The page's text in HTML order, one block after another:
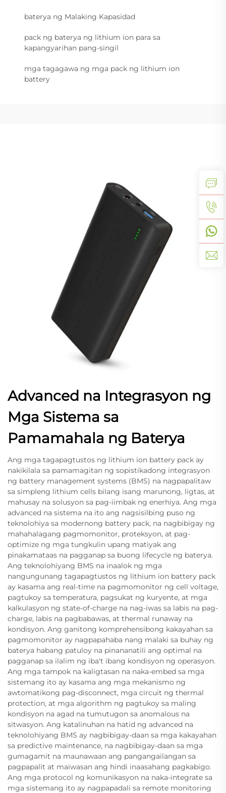
baterya ng Malaking Kapasidad
pack ng baterya ng lithium ion para sa
kapangyarihan pang-singil
mga tagagawa ng mga pack ng lithium ion
battery
Advanced na Integrasyon ng
Mga Sistema sa
Pamamahala ng Baterya
Ang mga tagapagtustos ng lithium ion battery pack ay
nakikilala sa pamamagitan ng sopistikadong integrasyon
ng battery management systems (BMS) na nagpapalitaw
sa simpleng lithium cells bilang isang marunong, ligtas, at
mahusay na solusyon sa pag-iimbak ng enerhiya. Ang mga
advanced na sistema na ito ang nagsisilbing puso ng
teknolohiya sa modernong battery pack, na nagbibigay ng
mahahalagang pagmomonitor, proteksyon, at pag-
optimize ng mga tungkulin upang matiyak ang
pinakamataas na pagganap sa buong lifecycle ng baterya.
Ang teknolohiyang BMS na inaalok ng mga
nangungunang tagapagtustos ng lithium ion battery pack
ay kasama ang real-time na pagmomonitor ng cell voltage,
pagtukoy sa temperatura, pagsukat ng kuryente, at mga
kalkulasyon ng state-of-charge na nag-iwas sa labis na pag-
charge, labis na pagbabawas, at thermal runaway na
kondisyon. Ang ganitong komprehensibong kakayahan sa
pagmomonitor ay nagpapahaba nang malaki sa buhay ng
baterya habang patuloy na pinananatili ang optimal na
pagganap sa ilalim ng iba't ibang kondisyon ng operasyon.
Ang mga tampok na kaligtasan na naka-embed sa mga
sistemang ito ay kasama ang mga mekanismo ng
awtomatikong pag-disconnect, mga circuit ng thermal
protection, at mga algorithm ng pagtukoy sa maling
kondisyon na agad na tumutugon sa anomalous na
sitwasyon. Ang katalinuhan na hatid ng advanced na
teknolohiyang BMS ay nagbibigay-daan sa mga kakayahan
sa predictive maintenance, na nagbibigay-daan sa mga
gumagamit na maunawaan ang pangangailangan sa
pagpapalit at maiwasan ang hindi inaasahang pagkabigo.
Ang mga protocol ng komunikasyon na naka-integrate sa
mga sistemang ito ay nagpapadali sa remote monitoring